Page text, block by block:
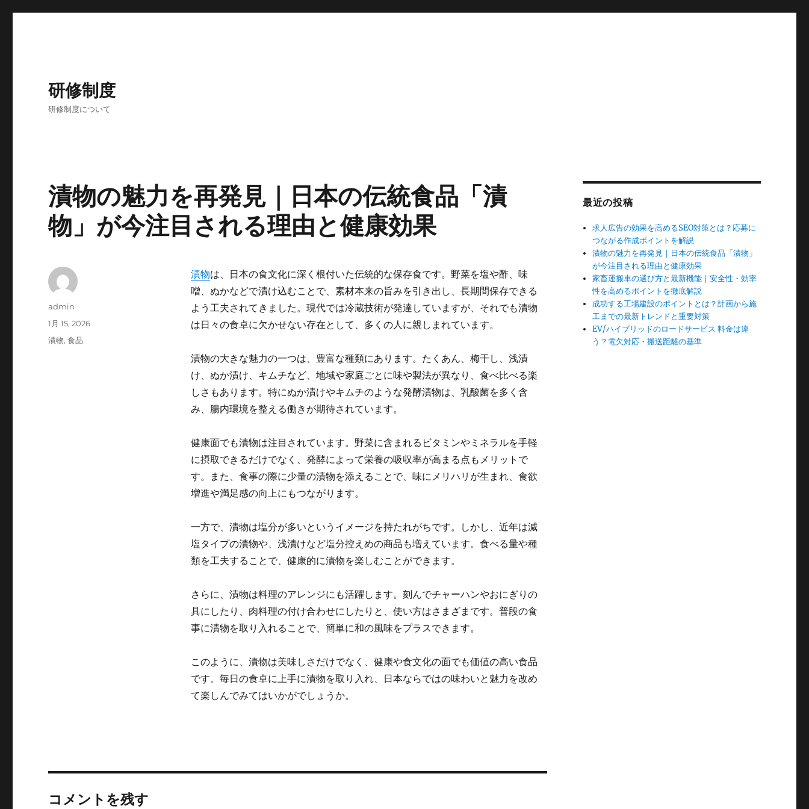
研修制度
研修制度について
漬物の魅力を再発見｜日本の伝統食品「漬
物」が今注目される理由と健康効果
漬物は、日本の食文化に深く根付いた伝統的な保存食です。野菜を塩や酢、味
噌、ぬかなどで漬け込むことで、素材本来の旨みを引き出し、長期間保存できる
よう工夫されてきました。現代では冷蔵技術が発達していますが、それでも漬物
は日々の食卓に欠かせない存在として、多くの人に親しまれています。
漬物の大きな魅力の一つは、豊富な種類にあります。たくあん、梅干し、浅漬
け、ぬか漬け、キムチなど、地域や家庭ごとに味や製法が異なり、食べ比べる楽
しさもあります。特にぬか漬けやキムチのような発酵漬物は、乳酸菌を多く含
み、腸内環境を整える働きが期待されています。
健康面でも漬物は注目されています。野菜に含まれるビタミンやミネラルを手軽
に摂取できるだけでなく、発酵によって栄養の吸収率が高まる点もメリットで
す。また、食事の際に少量の漬物を添えることで、味にメリハリが生まれ、食欲
増進や満足感の向上にもつながります。
一方で、漬物は塩分が多いというイメージを持たれがちです。しかし、近年は減
塩タイプの漬物や、浅漬けなど塩分控えめの商品も増えています。食べる量や種
類を工夫することで、健康的に漬物を楽しむことができます。
さらに、漬物は料理のアレンジにも活躍します。刻んでチャーハンやおにぎりの
具にしたり、肉料理の付け合わせにしたりと、使い方はさまざまです。普段の食
事に漬物を取り入れることで、簡単に和の風味をプラスできます。
このように、漬物は美味しさだけでなく、健康や食文化の面でも価値の高い食品
です。毎日の食卓に上手に漬物を取り入れ、日本ならではの味わいと魅力を改め
て楽しんでみてはいかがでしょうか。
投
稿
admin
投
稿
1月 15, 2026
カ
漬物,食品
コメントを残す
最近の投稿
求人広告の効果を高めるSEO対策とは？応募に
つながる作成ポイントを解説
漬物の魅力を再発見｜日本の伝統食品「漬物」
が今注目される理由と健康効果
家畜運搬車の選び方と最新機能｜安全性・効率
性を高めるポイントを徹底解説
成功する工場建設のポイントとは？計画から施
工までの最新トレンドと重要対策
EV/ハイブリッドのロードサービス 料金は違
う？電欠対応・搬送距離の基準